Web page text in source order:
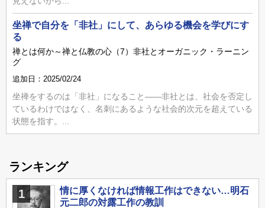
坐禅で自分を「非社」にして、あらゆる機会を学びにす
る
禅とは何か～禅と仏教の心（7）非社とオーガニック・ラーニン
グ
追加日：2025/02/24
坐禅をするのは「非社」になること――非社とは、社会を否定し
ているわけではなく、名刺にあるような社会的次元を超えている
状態を指す。...
ランキング
1
情に厚くなければ情報工作はできない…明石
元二郎の対露工作の教訓